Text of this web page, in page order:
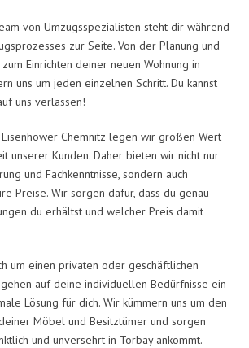
von Umzugsspezialisten steht dir während
zur Seite. Von der Planung und
Einrichten deiner neuen Wohnung in
uns um jeden einzelnen Schritt. Du kannst
uns verlassen!
Chemnitz legen wir großen Wert
unserer Kunden. Daher bieten wir nicht nur
und Fachkenntnisse, sondern auch
Preise. Wir sorgen dafür, dass du genau
du erhältst und welcher Preis damit
um einen privaten oder geschäftlichen
auf deine individuellen Bedürfnisse ein
Lösung für dich. Wir kümmern uns um den
Möbel und Besitztümer und sorgen
und unversehrt in Torbay ankommt.